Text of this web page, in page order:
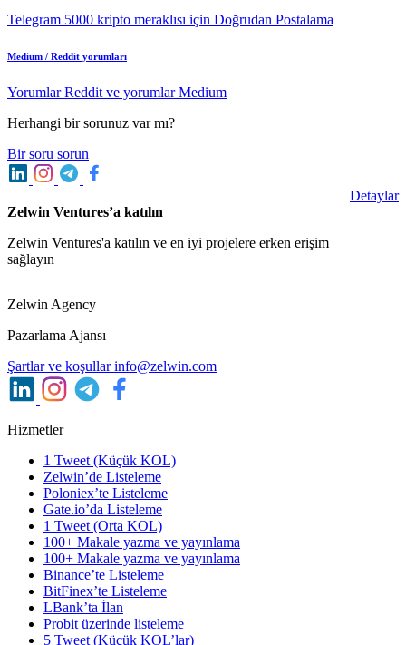
Telegram 5000 kripto meraklısı için Doğrudan Postalama
Medium / Reddit yorumları
Yorumlar Reddit ve yorumlar Medium
Herhangi bir sorunuz var mı?
Bir soru sorun
Zelwin Ventures’a katılın
Zelwin Ventures'a katılın ve en iyi projelere erken erişim
sağlayın
Detaylar
Zelwin Agency
Pazarlama Ajansı
Şartlar ve koşullarinfo@zelwin.com
Hizmetler
1 Tweet (Küçük KOL)
Zelwin’de Listeleme
Poloniex’te Listeleme
Gate.io’da Listeleme
1 Tweet (Orta KOL)
100+ Makale yazma ve yayınlama
100+ Makale yazma ve yayınlama
Binance’te Listeleme
BitFinex’te Listeleme
LBank’ta İlan
Probit üzerinde listeleme
5 Tweet (Küçük KOL’lar)